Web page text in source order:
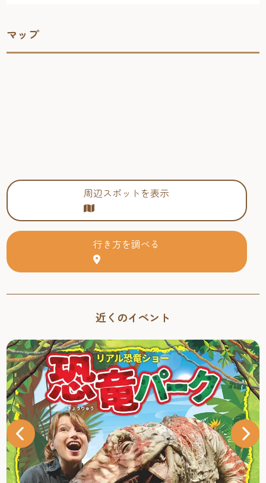
マップ
周辺スポットを表示
行き方を調べる
近くのイベント